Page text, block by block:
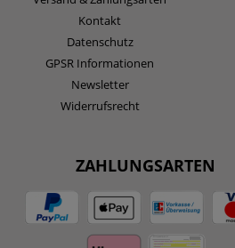
Kontakt
Datenschutz
GPSR Informationen
Newsletter
Widerrufsrecht
ZAHLUNGSARTEN